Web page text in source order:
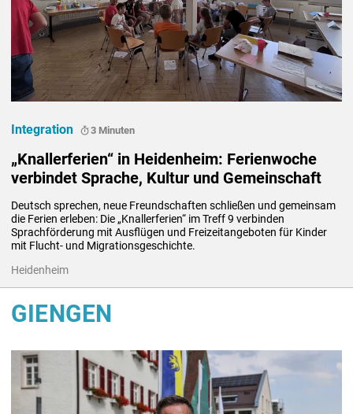
„Knallerferien“ in Heidenheim: Ferienwoche
verbindet Sprache, Kultur und Gemeinschaft
Deutsch sprechen, neue Freundschaften schließen und gemeinsam
die Ferien erleben: Die „Knallerferien“ im Treff 9 verbinden
Sprachförderung mit Ausflügen und Freizeitangeboten für Kinder
mit Flucht- und Migrationsgeschichte.
Heidenheim
Integration 3 Minuten
GIENGEN